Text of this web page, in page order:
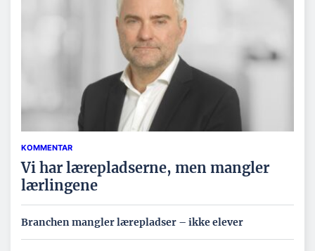
KOMMENTAR
Vi har lærepladserne, men mangler
lærlingene
Branchen mangler lærepladser – ikke elever